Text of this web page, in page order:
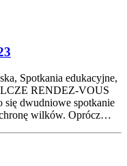
Spotkania edukacyjne,
RENDEZ-VOUS
się dwudniowe spotkanie
wilków. Oprócz…